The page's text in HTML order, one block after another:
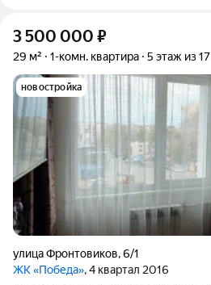
3 500 000 ₽
29 м² 1-комн. квартира 5 этаж из 17
новостройка
улица Фронтовиков,6/1
ЖК «Победа», 4 квартал 2016